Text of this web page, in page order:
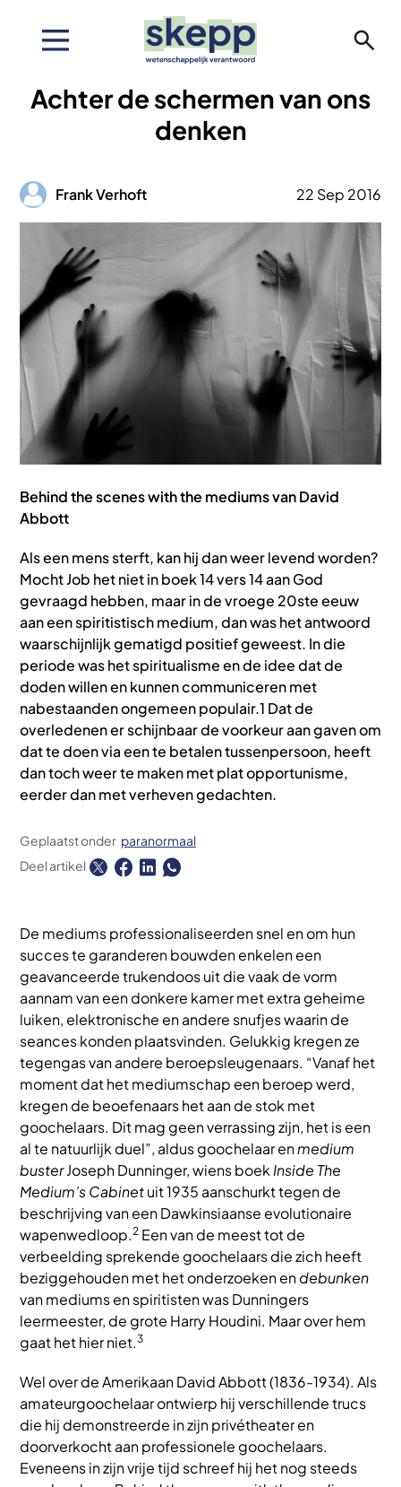
inhoudAchter de schermen van ons
denken
Afbeelding
Frank Verhoft 22 Sep 2016
Behind the scenes with the mediums van David
Abbott
Als een mens sterft, kan hij dan weer levend worden?
Mocht Job het niet in boek 14 vers 14 aan God
gevraagd hebben, maar in de vroege 20ste eeuw
aan een spiritistisch medium, dan was het antwoord
waarschijnlijk gematigd positief geweest. In die
periode was het spiritualisme en de idee dat de
doden willen en kunnen communiceren met
nabestaanden ongemeen populair.1 Dat de
overledenen er schijnbaar de voorkeur aan gaven om
dat te doen via een te betalen tussenpersoon, heeft
dan toch weer te maken met plat opportunisme,
eerder dan met verheven gedachten.
Geplaatst onder paranormaal
Deel artikel
De mediums professionaliseerden snel en om hun
succes te garanderen bouwden enkelen een
geavanceerde trukendoos uit die vaak de vorm
aannam van een donkere kamer met extra geheime
luiken, elektronische en andere snufjes waarin de
seances konden plaatsvinden. Gelukkig kregen ze
tegengas van andere beroepsleugenaars. “Vanaf het
moment dat het mediumschap een beroep werd,
kregen de beoefenaars het aan de stok met
goochelaars. Dit mag geen verrassing zijn, het is een
al te natuurlijk duel”, aldus goochelaar enmedium
busterJoseph Dunninger, wiens boek Inside The
Medium’s Cabinetuit 1935 aanschurkt tegen de
beschrijving van een Dawkinsiaanse evolutionaire
wapenwedloop.2 Een van de meest tot de
verbeelding sprekende goochelaars die zich heeft
beziggehouden met het onderzoeken endebunken
van mediums en spiritisten was Dunningers
leermeester, de grote Harry Houdini. Maar over hem
gaat het hier niet.3
Wel over de Amerikaan David Abbott (1836-1934). Als
amateurgoochelaar ontwierp hij verschillende trucs
die hij demonstreerde in zijn privétheater en
doorverkocht aan professionele goochelaars.
Eveneens in zijn vrije tijd schreef hij het nog steeds